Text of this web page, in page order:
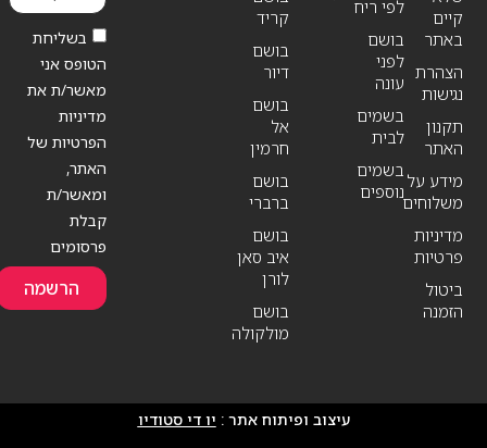
קיים
באתר
הצהרת
נגישות
תקנון
האתר
מידע על
משלוחים
מדיניות
פרטיות
ביטול
הזמנה
לפי ריח
בושם
לפני
עונה
בשמים
לבית
בשמים
נוספים
קריד
בושם
דיור
בושם
אל
חרמין
בושם
ברברי
בושם
איב סאן
לורן
בושם
מולקולה
בשליחת
הטופס אני
מאשר/ת את
מדיניות
הפרטיות של
האתר,
ומאשר/ת
קבלת
פרסומים
הרשמה
עיצוב ופיתוח אתר : יו די סטודיו